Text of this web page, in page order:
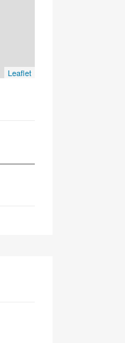
Leaflet